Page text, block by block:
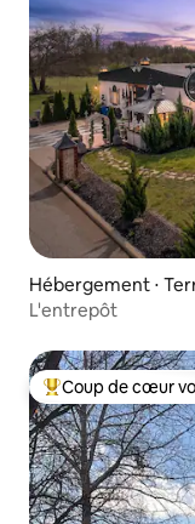
Hébergement ⋅
L'entrepôt
Coups de cœur
Coup de cœur